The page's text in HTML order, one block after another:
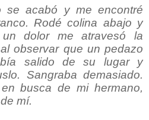
se acabó y me encontré
Rodé colina abajo y
dolor me atravesó la
observar que un pedazo
salido de su lugar y
Sangraba demasiado.
busca de mi hermano,
mí.